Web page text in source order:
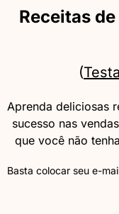
Receitas
(
Aprenda deliciosas
sucesso nas
que você não tenha
Basta colocar seu e-